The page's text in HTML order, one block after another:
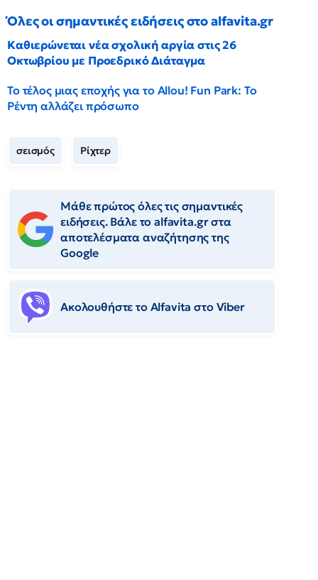
Όλες οι σημαντικές ειδήσεις στο alfavita.gr
Καθιερώνεται νέα σχολική αργία στις 26
Οκτωβρίου με Προεδρικό Διάταγμα
Το τέλος μιας εποχής για το Allou! Fun Park: Το
Ρέντη αλλάζει πρόσωπο
σεισμός Ρίχτερ
Μάθε πρώτος όλες τις σημαντικές
ειδήσεις. Βάλε το alfavita.gr στα
αποτελέσματα αναζήτησης της
Google
Ακολουθήστε το Αlfavita στο Viber